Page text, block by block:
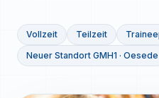
Vollzeit Teilzeit
Neuer Standort GMH1 · Oesede